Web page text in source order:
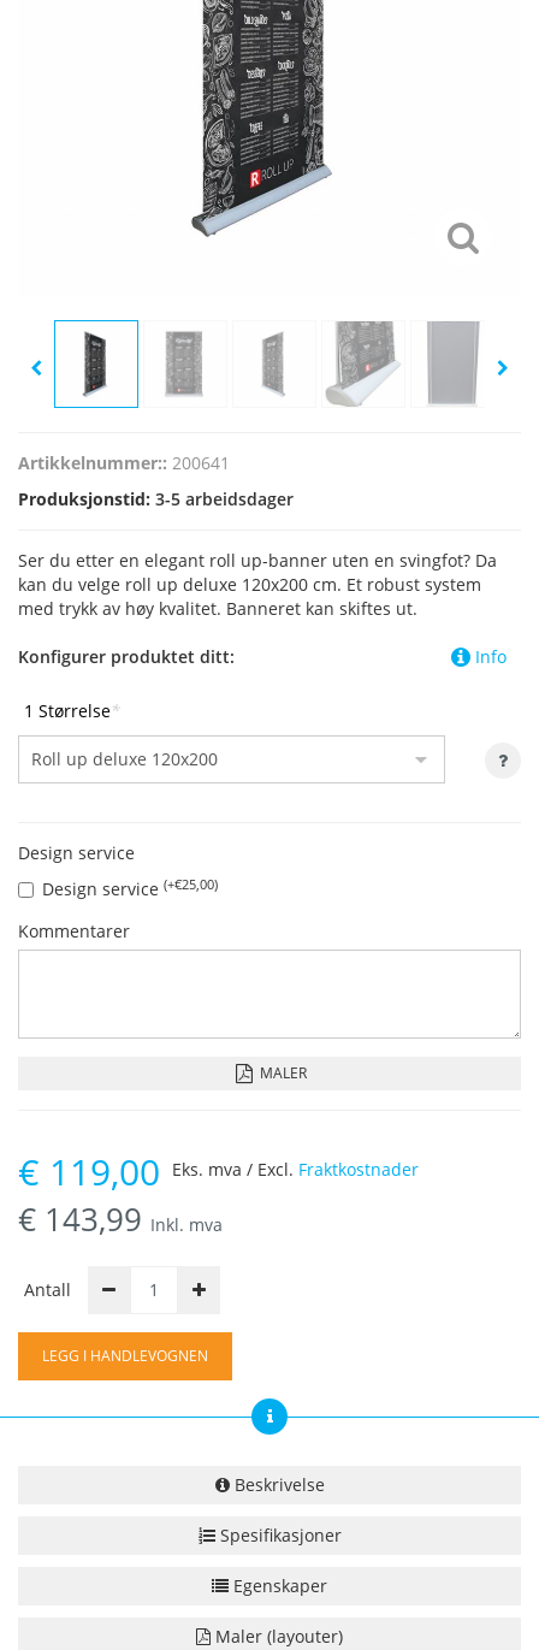
Artikkelnummer:: 200641
Produksjonstid: 3-5 arbeidsdager
Ser du etter en elegant roll up-banner uten en svingfot? Da
kan du velge roll up deluxe 120x200 cm. Et robust system
med trykk av høy kvalitet. Banneret kan skiftes ut.
Info
Konfigurer produktet ditt:
1 Størrelse*
Design service
Design service (+€25,00)
Kommentarer
MALER
€ 119,00
€ 143,99 Inkl. mva
Eks. mva / Excl. Fraktkostnader
Antall
LEGG I HANDLEVOGNEN
Beskrivelse
Spesifikasjoner
Egenskaper
Maler (layouter)